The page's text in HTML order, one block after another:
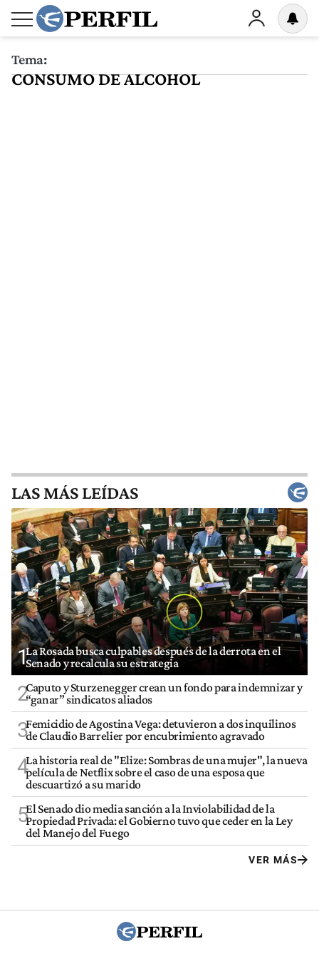
Tema:
CONSUMO DE ALCOHOL
LAS MÁS LEÍDAS
1La Rosada busca culpables después de la derrota en el
Senado y recalcula su estrategia
2Caputo y Sturzenegger crean un fondo para indemnizar y
“ganar” sindicatos aliados
3Femicidio de Agostina Vega: detuvieron a dos inquilinos
de Claudio Barrelier por encubrimiento agravado
4La historia real de "Elize: Sombras de una mujer", la nueva
película de Netflix sobre el caso de una esposa que
descuartizó a su marido
5El Senado dio media sanción a la Inviolabilidad de la
Propiedad Privada: el Gobierno tuvo que ceder en la Ley
del Manejo del Fuego
VER MÁS